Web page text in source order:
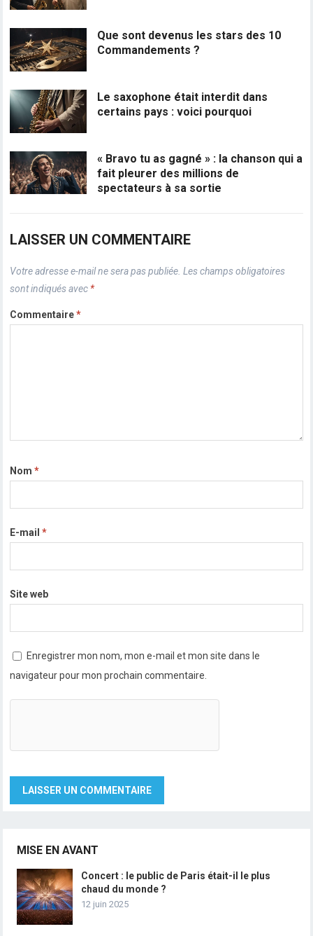
Que sont devenus les stars des 10
Commandements ?
Le saxophone était interdit dans
certains pays : voici pourquoi
« Bravo tu as gagné » : la chanson qui a
fait pleurer des millions de
spectateurs à sa sortie
LAISSER UN COMMENTAIRE
Votre adresse e-mail ne sera pas publiée. Les champs obligatoires
sont indiqués avec *
Commentaire*
Nom*
E-mail*
Site web
Enregistrer mon nom, mon e-mail et mon site dans le
navigateur pour mon prochain commentaire.
MISE EN AVANT
Concert : le public de Paris était-il le plus
chaud du monde ?
12 juin 2025